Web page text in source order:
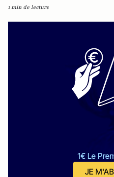
1 min de lecture
1€ Le
JE